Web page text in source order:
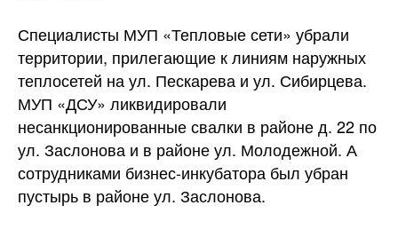
Специалисты МУП «Тепловые сети» убрали
территории, прилегающие к линиям наружных
теплосетей на ул. Пескарева и ул. Сибирцева.
МУП «ДСУ» ликвидировали
несанкционированные свалки в районе д. 22 по
ул. Заслонова и в районе ул. Молодежной. А
сотрудниками бизнес-инкубатора был убран
пустырь в районе ул. Заслонова.